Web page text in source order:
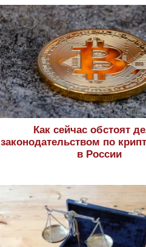
Как сейчас обстоят
законодательством по
в России